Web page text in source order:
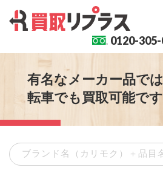
0120-
有名なメーカー品で
転車でも買取可能で